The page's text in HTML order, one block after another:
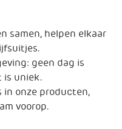
samen, helpen elkaar
geen dag is
is uniek.
in onze producten,
voorop.